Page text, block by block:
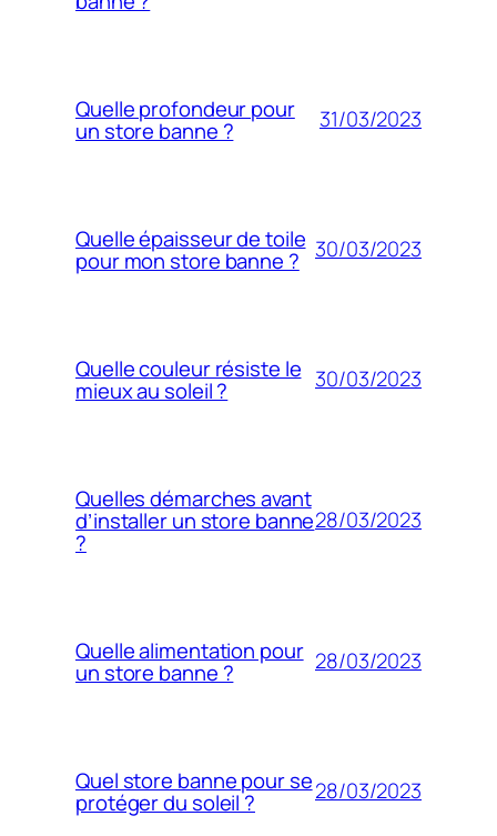
Quelle profondeur pour
un store banne ? 31/03/2023
Quelle épaisseur de toile
pour mon store banne ? 30/03/2023
Quelle couleur résiste le
mieux au soleil ? 30/03/2023
Quelles démarches avant
d’installer un store banne
?
28/03/2023
Quelle alimentation pour
un store banne ? 28/03/2023
Quel store banne pour se
protéger du soleil ? 28/03/2023